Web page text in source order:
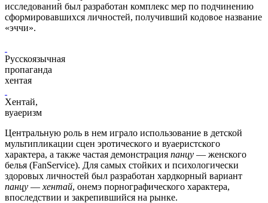
исследований был разработан комплекс мер по подчинению
сформировавшихся личностей, получивший кодовое название
«эччи».
Русскоязычная
пропаганда
хентая
Хентай,
вуаеризм
Центральную роль в нем играло использование в детской
мультипликации сцен эротического и вуаеристского
характера, а также частая демонстрация панцу — женского
белья (FanService). Для самых стойких и психологически
здоровых личностей был разработан хардкорный вариант
панцу — хентай, онемэ порнографического характера,
впоследствии и закрепившийся на рынке.